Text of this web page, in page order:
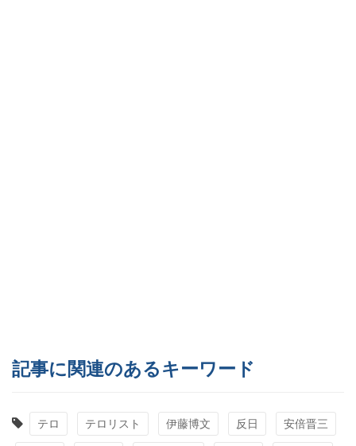
記事に関連のあるキーワード
テロ テロリスト 伊藤博文 反日 安倍晋三